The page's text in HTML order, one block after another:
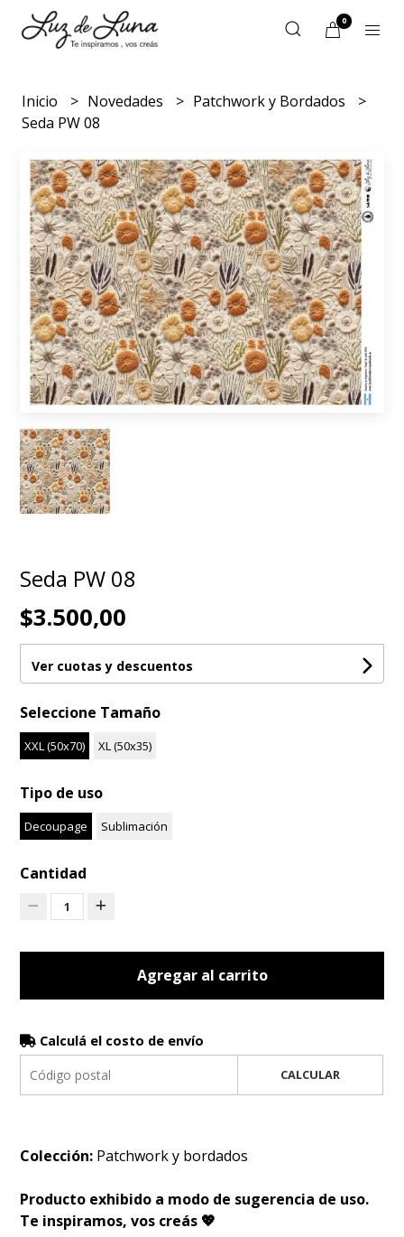
0
Inicio Novedades
Patchwork y Bordados
Seda PW 08
Seda PW 08
$3.500,00
Ver cuotas y descuentos
Seleccione Tamaño
XXL (50x70) XL (50x35)
Tipo de uso
Decoupage Sublimación
Cantidad
1
Agregar al carrito
Calculá el costo de envío
CALCULAR
Colección: Patchwork y bordados
Producto exhibido a modo de sugerencia de uso.
Te inspiramos, vos creás 💖